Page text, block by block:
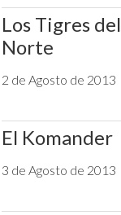
Los Tigres del
Norte
2 de Agosto de 2013
El Komander
3 de Agosto de 2013